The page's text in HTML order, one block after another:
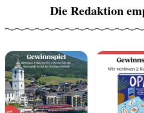
Die Redaktion